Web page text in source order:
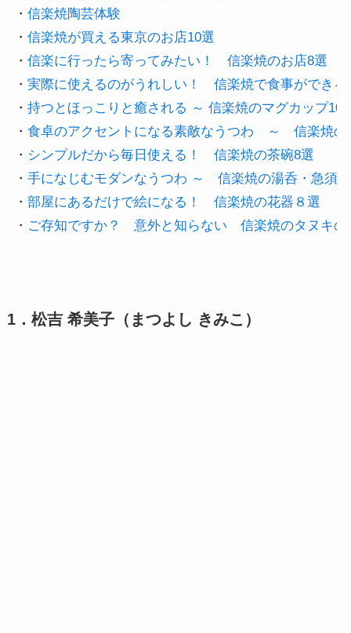
・ 信楽焼陶芸体験
・ 信楽焼が買える東京のお店10選
・ 信楽に行ったら寄ってみたい！　信楽焼のお店8選
・ 実際に使えるのがうれしい！　信楽焼で食事ができる
・ 持つとほっこりと癒される ～ 信楽焼のマグカップ10
・ 食卓のアクセントになる素敵なうつわ　～　信楽焼
・ シンプルだから毎日使える！　信楽焼の茶碗8選
・ 手になじむモダンなうつわ ～　信楽焼の湯呑・急須
・ 部屋にあるだけで絵になる！　信楽焼の花器８選
・ ご存知ですか？　意外と知らない　信楽焼のタヌキの
1．松吉 希美子（まつよし きみこ）